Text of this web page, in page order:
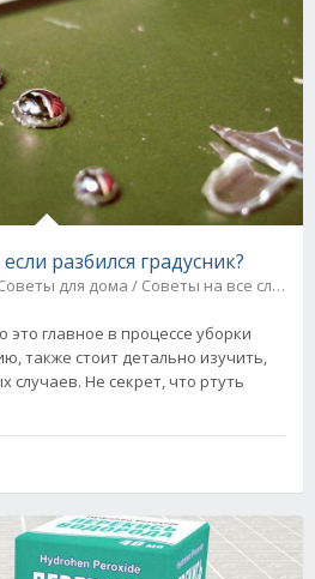
разбился градусник?
Советы для дома / Советы на все случаи
главное в процессе уборки
также стоит детально изучить,
что ртуть